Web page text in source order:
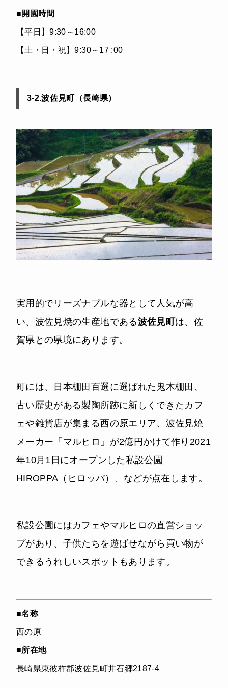
■開園時間
【平日】9:30～16:00
【土・日・祝】9:30～17 :00
3-2.波佐見町（長崎県）
実用的でリーズナブルな器として人気が高
い、波佐見焼の生産地である波佐見町は、佐
賀県との県境にあります。
町には、日本棚田百選に選ばれた鬼木棚田、
古い歴史がある製陶所跡に新しくできたカフ
ェや雑貨店が集まる西の原エリア、波佐見焼
メーカー「マルヒロ」が2億円かけて作り2021
年10月1日にオープンした私設公園
HIROPPA（ヒロッパ）、などが点在します。
私設公園にはカフェやマルヒロの直営ショッ
プがあり、子供たちを遊ばせながら買い物が
できるうれしいスポットもあります。
■名称
西の原
■所在地
長崎県東彼杵郡波佐見町井石郷2187-4